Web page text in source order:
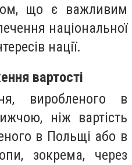
що є важливим
національної
нації.
вартості
виробленого в
ніж вартість
в Польщі або в
зокрема, через